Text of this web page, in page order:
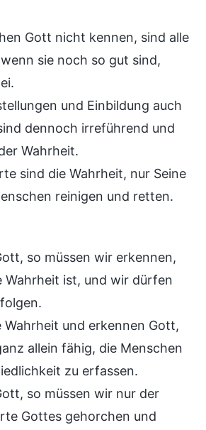
Gott nicht kennen, sind alle
sie noch so gut sind,
und Einbildung auch
dennoch irreführend und
Wahrheit.
sind die Wahrheit, nur Seine
reinigen und retten.
so müssen wir erkennen,
Wahrheit ist, und wir dürfen
Wahrheit und erkennen Gott,
allein fähig, die Menschen
zu erfassen.
so müssen wir nur der
Gottes gehorchen und